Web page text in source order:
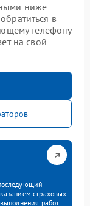
ниже
в
телефону
на свой
страховых
работ